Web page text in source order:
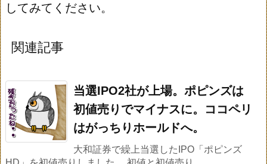
してみてください。
関連記事
当選IPO2社が上場。ポピンズは
初値売りでマイナスに。ココペリ
はがっちりホールドへ。
大和証券で繰上当選したIPO「ポピンズ